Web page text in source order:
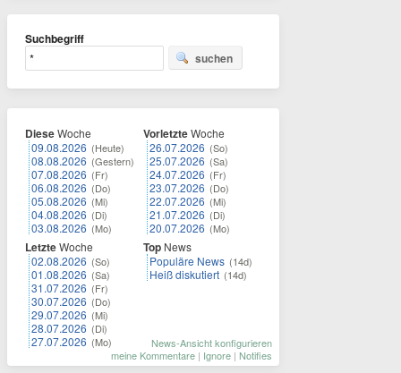
Suchbegriff
suchen
DieseWoche
09.08.2026 (Heute)
08.08.2026 (Gestern)
07.08.2026 (Fr)
06.08.2026 (Do)
05.08.2026 (Mi)
04.08.2026 (Di)
03.08.2026 (Mo)
LetzteWoche
02.08.2026 (So)
01.08.2026 (Sa)
31.07.2026 (Fr)
30.07.2026 (Do)
29.07.2026 (Mi)
28.07.2026 (Di)
27.07.2026 (Mo)
VorletzteWoche
26.07.2026 (So)
25.07.2026 (Sa)
24.07.2026 (Fr)
23.07.2026 (Do)
22.07.2026 (Mi)
21.07.2026 (Di)
20.07.2026 (Mo)
Top News
Populäre News (14d)
Heiß diskutiert (14d)
News-Ansicht konfigurieren
meine Kommentare | Ignore | Notifies